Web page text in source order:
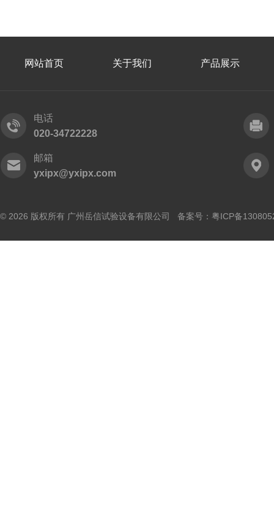
网站首页 关于我们 产品展示
电话
020-34722228
邮箱
yxipx@yxipx.com
© 2026 版权所有 广州岳信试验设备有限公司 备案号： 粤ICP备